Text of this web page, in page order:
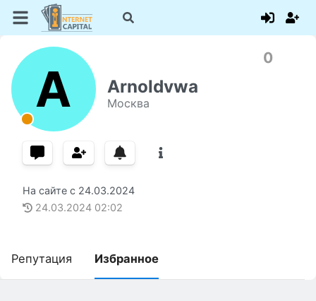
A Arnoldvwa
Москва
0
На сайте с 24.03.2024
24.03.2024 02:02
Репутация Избранное